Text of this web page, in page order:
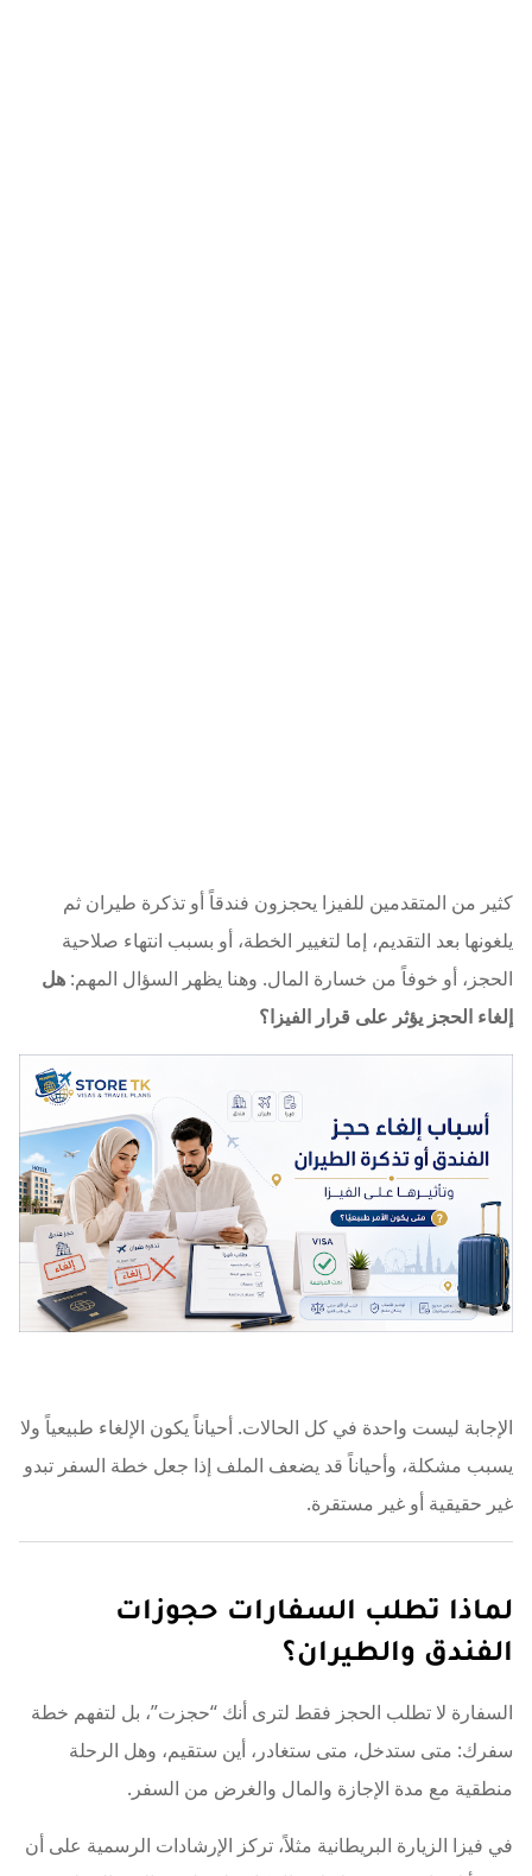
كثير من المتقدمين للفيزا يحجزون فندقاً أو تذكرة طيران ثم
يلغونها بعد التقديم، إما لتغيير الخطة، أو بسبب انتهاء صلاحية
الحجز، أو خوفاً من خسارة المال. وهنا يظهر السؤال المهم: هل
إلغاء الحجز يؤثر على قرار الفيزا؟
الإجابة ليست واحدة في كل الحالات. أحياناً يكون الإلغاء طبيعياً ولا
يسبب مشكلة، وأحياناً قد يضعف الملف إذا جعل خطة السفر تبدو
غير حقيقية أو غير مستقرة.
لماذا تطلب السفارات حجوزات
الفندق والطيران؟
السفارة لا تطلب الحجز فقط لترى أنك “حجزت”، بل لتفهم خطة
سفرك: متى ستدخل، متى ستغادر، أين ستقيم، وهل الرحلة
منطقية مع مدة الإجازة والمال والغرض من السفر.
في فيزا الزيارة البريطانية مثلاً، تركز الإرشادات الرسمية على أن